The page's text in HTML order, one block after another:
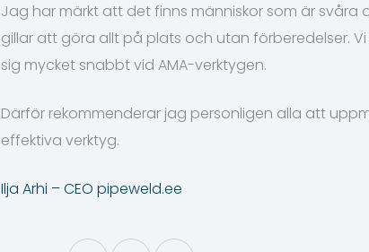
Jag har märkt att det finns människor som är
gillar att göra allt på plats och utan förberedelser.
sig mycket snabbt vid AMA-verktygen.
Därför rekommenderar jag personligen alla att
effektiva verktyg.
Ilja Arhi – CEO pipeweld.ee